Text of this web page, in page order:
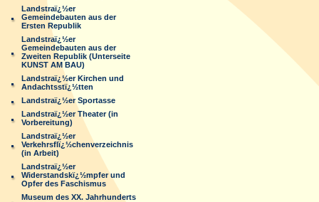
Landstraï¿½er
Gemeindebauten aus der
Ersten Republik
Landstraï¿½er
Gemeindebauten aus der
Zweiten Republik (Unterseite
KUNST AM BAU)
Landstraï¿½er Kirchen und
Andachtsstï¿½tten
Landstraï¿½er Sportasse
Landstraï¿½er Theater (in
Vorbereitung)
Landstraï¿½er
Verkehrsflï¿½chenverzeichnis
(in Arbeit)
Landstraï¿½er
Widerstandskï¿½mpfer und
Opfer des Faschismus
Museum des XX. Jahrhunderts